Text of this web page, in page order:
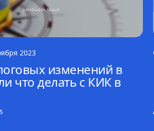
2023
изменений в
что делать с КИК в